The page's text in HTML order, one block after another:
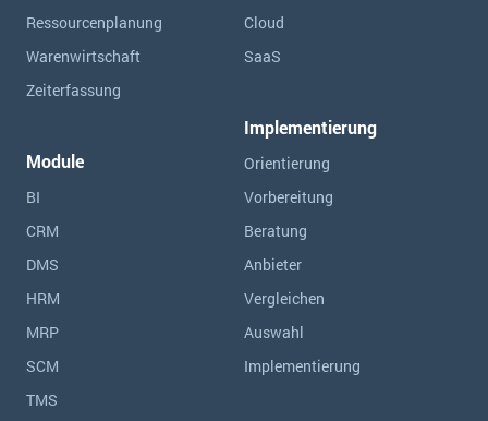
Ressourcen­planung
Warenwirtschaft
Zeiterfassung
Module
BI
CRM
DMS
HRM
MRP
SCM
TMS
Cloud
SaaS
Implementierung
Orientierung
Vorbereitung
Beratung
Anbieter
Vergleichen
Auswahl
Implementierung